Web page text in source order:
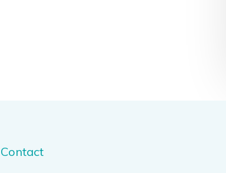
Contact